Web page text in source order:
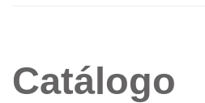
Catálogo